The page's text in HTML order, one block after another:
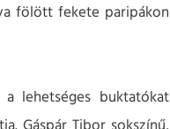
fölött fekete paripákon
lehetséges buktatókat